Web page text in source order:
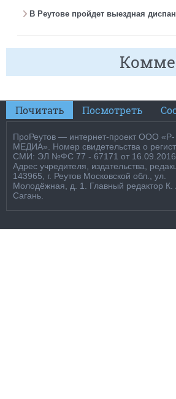
В Реутове пройдет выездная
Почитать Посмотреть
ПроРеутов — интернет-проект ООО «Р-
МЕДИА». Номер свидетельства о
СМИ: ЭЛ №ФС 77 - 67171 от 16.09.2016.
Адрес учредителя, издательства,
143965, г. Реутов Московской обл., ул.
Молодёжная, д. 1. Главный редактор К.
Сагань.